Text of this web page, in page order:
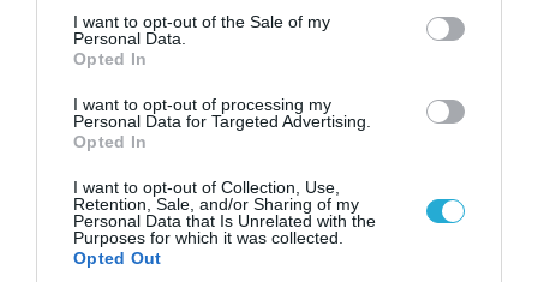
consent section.
I want to opt-out of the Sale of my
Personal Data.
Opted In
I want to opt-out of processing my
Personal Data for Targeted Advertising.
Opted In
I want to opt-out of Collection, Use,
Retention, Sale, and/or Sharing of my
Personal Data that Is Unrelated with the
Purposes for which it was collected.
Opted Out
«Επιχείρηση ελεύθερα πεζοδρόμια» στην
Αθήνα: Απομακρύνθηκαν παράνομα
αντικείμενα από κοινόχρηστους χώρους